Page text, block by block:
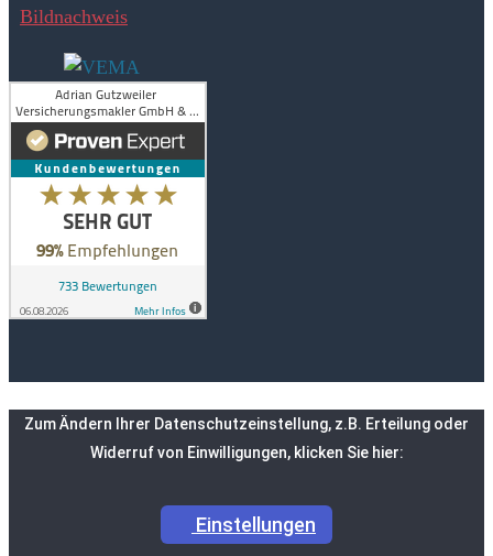
Bildnachweis
Zum Ändern Ihrer Datenschutzeinstellung, z.B. Erteilung oder
Widerruf von Einwilligungen, klicken Sie hier:
Einstellungen